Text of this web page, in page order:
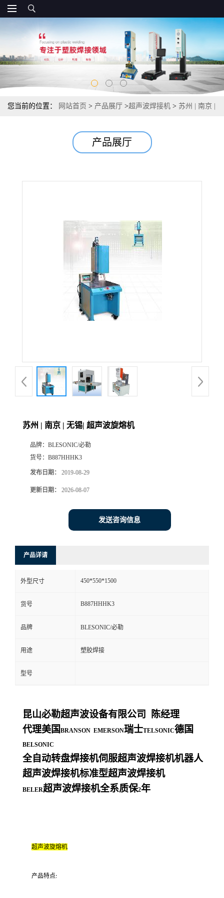
您当前的位置： 网站首页 > 产品展厅 >超声波焊接机 > 苏州 | 南京 |
产品展厅
苏州 | 南京 | 无锡| 超声波旋熔机
品牌： BLESONIC/必勒
货号： B887HHHK3
发布日期： 2019-08-29
更新日期： 2026-08-07
发送咨询信息
产品详请
外型尺寸 450*550*1500
货号 B887HHHK3
品牌 BLESONIC/必勒
用途 塑胶焊接
型号
昆山必勒超声波设备有限公司
陈经理
代理美国 BRANSON EMERSON瑞士TELSONIC德国
BELSONIC
全自动转盘焊接机伺服超声波焊接机机器人
超声波焊接机标准型超声波焊接机
BELER超声波焊接机全系质保2年
超声波旋熔机
产品特点: